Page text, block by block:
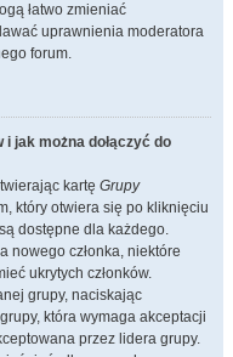
łatwo zmieniać
uprawnienia moderatora
forum.
jak można dołączyć do
kartę Grupy
który otwiera się po kliknięciu
dostępne dla każdego.
nowego członka, niektóre
ukrytych członków.
grupy, naciskając
która wymaga akceptacji
przez lidera grupy.